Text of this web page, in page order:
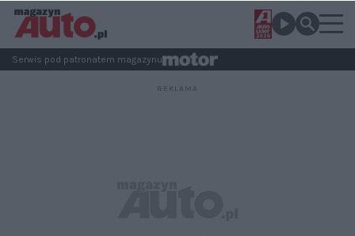
Serwis pod patronatem magazynu